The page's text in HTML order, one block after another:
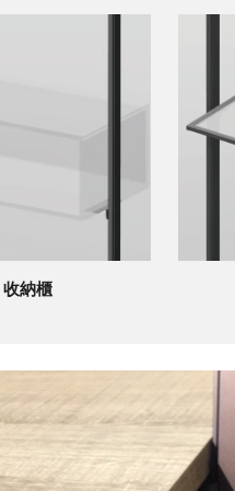
收納櫃